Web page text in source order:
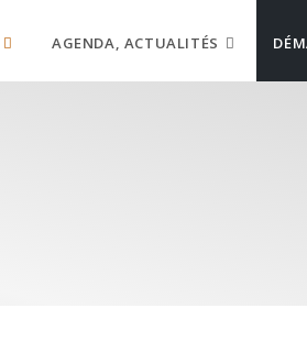
AGENDA, ACTUALITÉS